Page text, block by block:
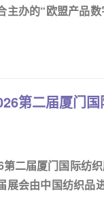
主办的“欧盟产品
第二届厦门
二届厦门国际纺
会由中国纺织品